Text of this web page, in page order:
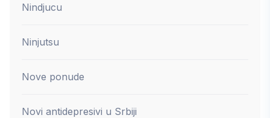
Nindjucu
Ninjutsu
Nove ponude
Novi antidepresivi u Srbiji